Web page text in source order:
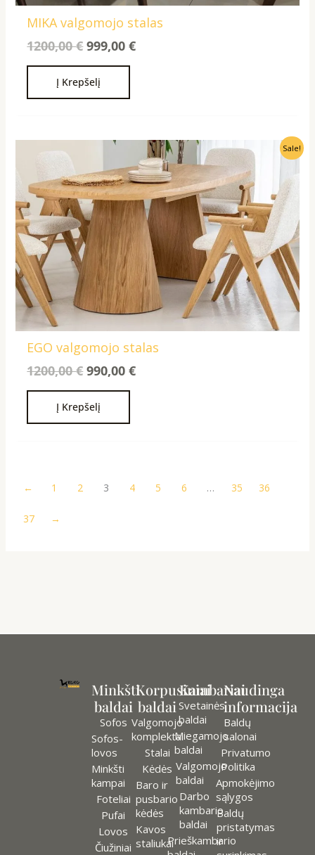
MIKA valgomojo stalas
1200,00€ 999,00€
Į Krepšelį
Sale!
EGO valgomojo stalas
1200,00€
Original
was:
1200,00 €.
990,00€
Current
price
is:
990,00 €.
Į Krepšelį
← 1 2 3 4 5 6 … 35 36
37 →
Minkšti
baldai
Sofos
Sofos-
lovos
Minkšti
kampai
Foteliai
Pufai
Lovos
Čiužiniai
Korpusiniai
baldai
Valgomojo
komplektai
Stalai
Kėdės
Baro ir
pusbario
kėdės
Kavos
staliukai
Kambariai
Svetainės
baldai
Miegamojo
baldai
Valgomojo
baldai
Darbo
kambario
baldai
Prieškambario
Naudinga
informacija
Baldų
salonai
Privatumo
Politika
Apmokėjimo
sąlygos
Baldų
pristatymas
ir